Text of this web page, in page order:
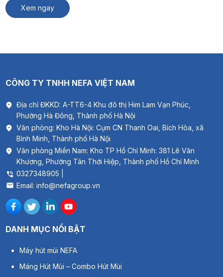
Xem thêm: Thông gió biệt thự Quạt […]
Xem ngay
CÔNG TY TNHH NEFA VIỆT NAM
Địa chỉ ĐKKD: A-TT6-4 Khu đô thị Him Lam Vạn Phúc,
Phường Hà Đông, Thành phố Hà Nội
Văn phòng: Kho Hà Nội: Cụm CN Thanh Oai, Bích Hòa, xã
Bình Minh, Thành phố Hà Nội
Văn phòng Miền Nam: Kho TP Hồ Chí Minh: 381 Lê Văn
Khương, Phường Tân Thới Hiệp, Thành phố Hồ Chí Minh
0327348905 |
Email: info@nefagroup.vn
DANH MỤC NỔI BẬT
Máy hút mùi NEFA
Máng Hút Mùi – Combo Hút Mùi